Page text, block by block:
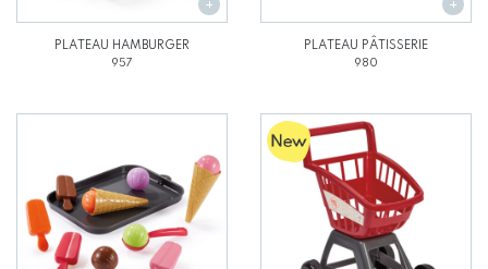
PLATEAU HAMBURGER
957
PLATEAU PÂTISSERIE
980